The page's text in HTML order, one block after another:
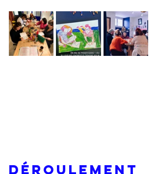
Déroulement